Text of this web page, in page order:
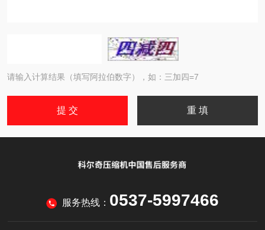
请输入计算结果（填写阿拉伯数字），如：三加四=7
服务热线： 0537-5997466